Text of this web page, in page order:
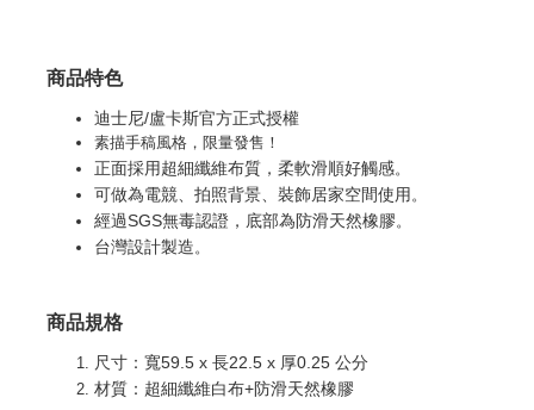
商品特色
迪士尼/盧卡斯官方正式授權
素描手稿風格，限量發售！
正面採用超細纖維布質，柔軟滑順好觸感。
可做為電競、拍照背景、裝飾居家空間使用 。
經過SGS無毒認證，底部為防滑天然橡膠。
台灣設計製造。
商品規格
尺寸：寬59.5 x 長22.5 x 厚0.25 公分
材質：超細纖維白布+防滑天然橡膠